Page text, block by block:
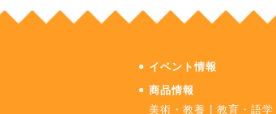
イベント情報
商品情報
美術・教養
|教育・語